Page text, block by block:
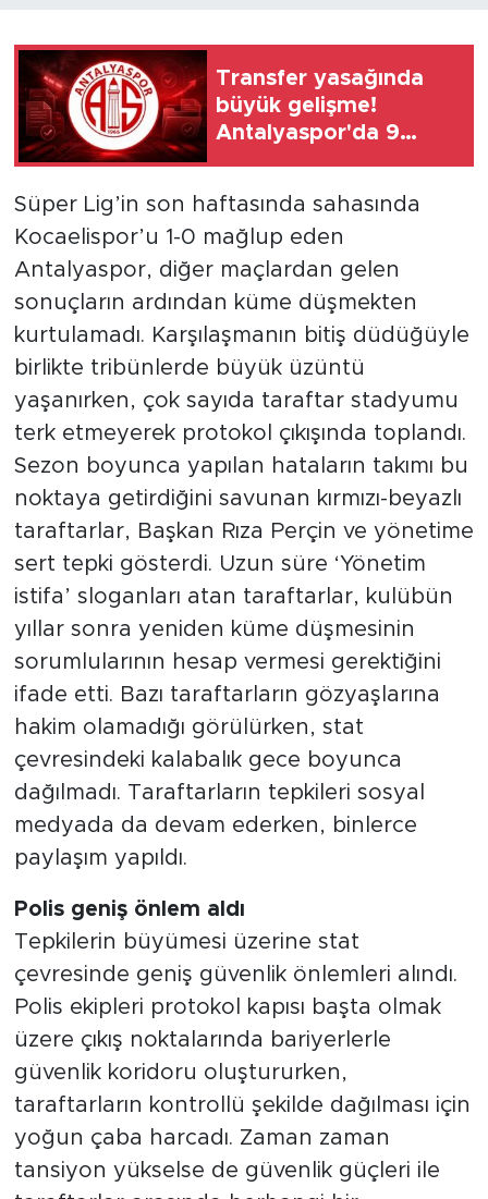
Transfer yasağında
büyük gelişme!
Antalyaspor'da 9
Süper Lig’in son haftasında sahasında
Kocaelispor’u 1-0 mağlup eden
Antalyaspor, diğer maçlardan gelen
sonuçların ardından küme düşmekten
kurtulamadı. Karşılaşmanın bitiş düdüğüyle
birlikte tribünlerde büyük üzüntü
yaşanırken, çok sayıda taraftar stadyumu
terk etmeyerek protokol çıkışında toplandı.
Sezon boyunca yapılan hataların takımı bu
noktaya getirdiğini savunan kırmızı-beyazlı
taraftarlar, Başkan Rıza Perçin ve yönetime
sert tepki gösterdi. Uzun süre ‘Yönetim
istifa’ sloganları atan taraftarlar, kulübün
yıllar sonra yeniden küme düşmesinin
sorumlularının hesap vermesi gerektiğini
ifade etti. Bazı taraftarların gözyaşlarına
hakim olamadığı görülürken, stat
çevresindeki kalabalık gece boyunca
dağılmadı. Taraftarların tepkileri sosyal
medyada da devam ederken, binlerce
paylaşım yapıldı.
Polis geniş önlem aldı
Tepkilerin büyümesi üzerine stat
çevresinde geniş güvenlik önlemleri alındı.
Polis ekipleri protokol kapısı başta olmak
üzere çıkış noktalarında bariyerlerle
güvenlik koridoru oluştururken,
taraftarların kontrollü şekilde dağılması için
yoğun çaba harcadı. Zaman zaman
tansiyon yükselse de güvenlik güçleri ile